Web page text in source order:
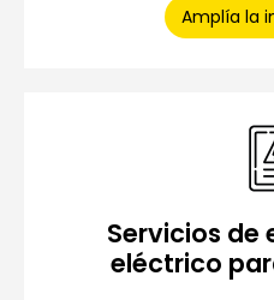
Amplía la
Servicios de
eléctrico